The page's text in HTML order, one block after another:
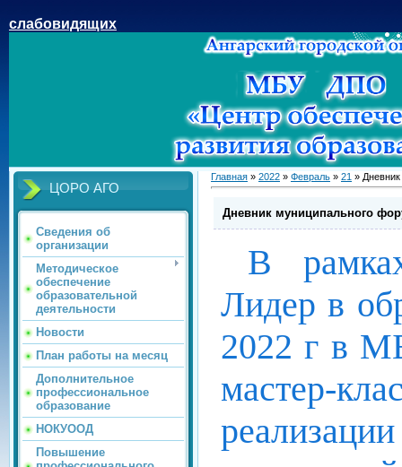
слабовидящих
ЦОРО АГО
Сведения об
организации
Методическое
обеспечение
образовательной
деятельности
Новости
План работы на месяц
Дополнительное
профессиональное
образование
НОКУООД
Повышение
Главная » 2022 » Февраль » 21 »
Дневник муниципального
В
Лидер в
2022 г в
мастер-